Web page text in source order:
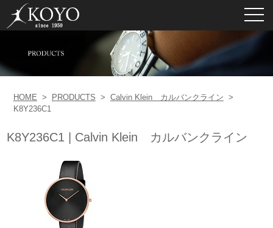
HOME > PRODUCTS > Calvin Klein カルバンクライン >
K8Y236C1
K8Y236C1 | Calvin Klein カルバンクライン